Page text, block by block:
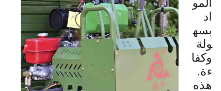
اد
بسه
ولة
وكفا
ءة.
هذه